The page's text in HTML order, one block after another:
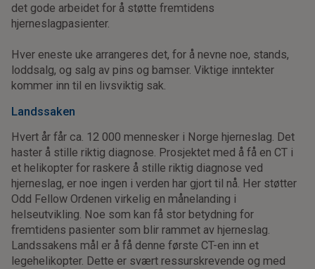
det gode arbeidet for å støtte fremtidens
hjerneslagpasienter.
Hver eneste uke arrangeres det, for å nevne noe, stands,
loddsalg, og salg av pins og bamser. Viktige inntekter
kommer inn til en livsviktig sak.
Landssaken
Hvert år får ca. 12 000 mennesker i Norge hjerneslag. Det
haster å stille riktig diagnose. Prosjektet med å få en CT i
et helikopter for raskere å stille riktig diagnose ved
hjerneslag, er noe ingen i verden har gjort til nå. Her støtter
Odd Fellow Ordenen virkelig en månelanding i
helseutvikling. Noe som kan få stor betydning for
fremtidens pasienter som blir rammet av hjerneslag.
Landssakens mål er å få denne første CT-en inn et
legehelikopter. Dette er svært ressurskrevende og med